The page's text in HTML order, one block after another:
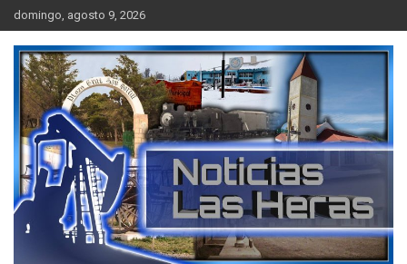
Skip
to
content
domingo, agosto 9, 2026